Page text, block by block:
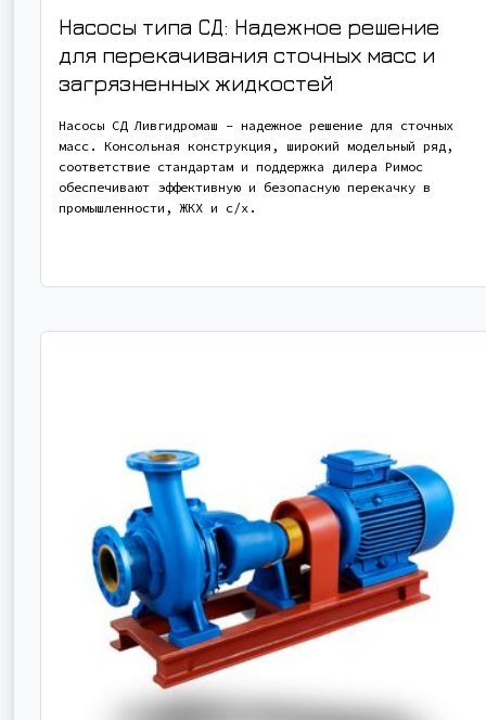
Насосы типа СД: Надежное решение
для перекачивания сточных масс и
загрязненных жидкостей
Насосы СД Ливгидромаш – надежное решение для сточных
масс. Консольная конструкция, широкий модельный ряд,
соответствие стандартам и поддержка дилера Римос
обеспечивают эффективную и безопасную перекачку в
промышленности, ЖКХ и с/х.